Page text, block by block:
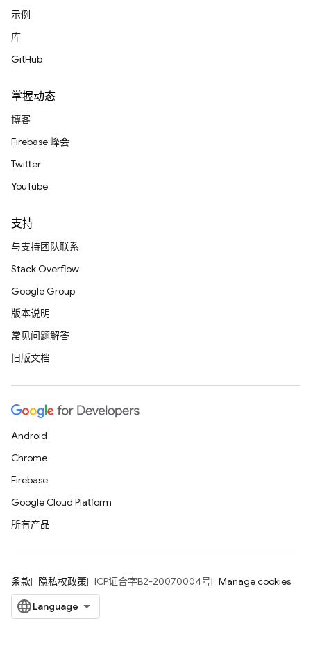
示例
库
GitHub
掌握动态
博客
Firebase 峰会
Twitter
YouTube
支持
与支持团队联系
Stack Overflow
Google Group
版本说明
常见问题解答
旧版文档
Android
Chrome
Firebase
Google Cloud Platform
所有产品
条款 隐私权政策 ICP证合字B2-20070004号 Manage cookies